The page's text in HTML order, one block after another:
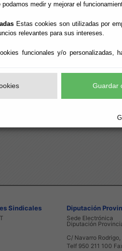
podamos medir y mejorar el
Estas cookies son utilizadas por
relevantes para sus intereses.
funcionales y/o personalizadas,
Guardar
REGLAMENTO DE LA COMISION
Sindicales Diputación
Sede Electrónica
Diputación
C/ Navarro
Telf 950 211 100